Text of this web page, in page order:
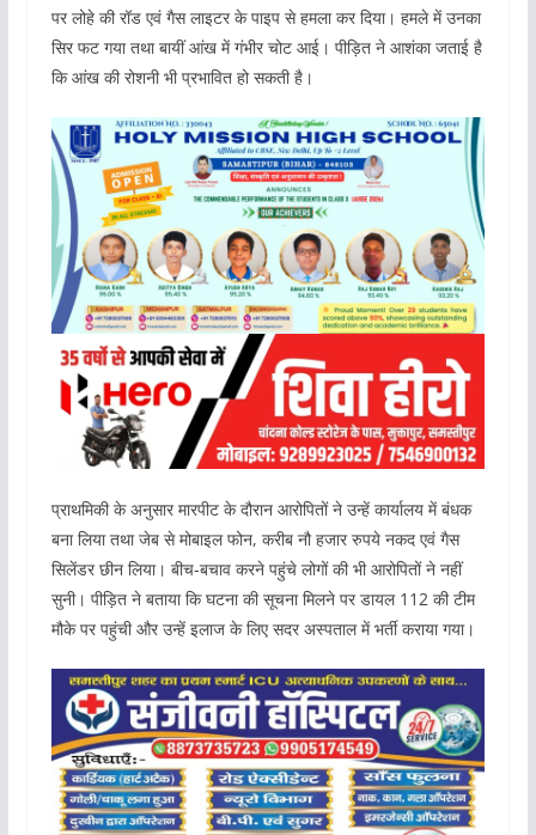
पर लोहे की रॉड एवं गैस लाइटर के पाइप से हमला कर दिया। हमले में उनका
सिर फट गया तथा बायीं आंख में गंभीर चोट आई। पीड़ित ने आशंका जताई है
कि आंख की रोशनी भी प्रभावित हो सकती है।
प्राथमिकी के अनुसार मारपीट के दौरान आरोपितों ने उन्हें कार्यालय में बंधक
बना लिया तथा जेब से मोबाइल फोन, करीब नौ हजार रुपये नकद एवं गैस
सिलेंडर छीन लिया। बीच-बचाव करने पहुंचे लोगों की भी आरोपितों ने नहीं
सुनी। पीड़ित ने बताया कि घटना की सूचना मिलने पर डायल 112 की टीम
मौके पर पहुंची और उन्हें इलाज के लिए सदर अस्पताल में भर्ती कराया गया।